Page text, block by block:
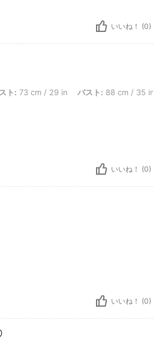
いいね！ (0)
in, バスト: 88 cm / 35 in, ヒップ: 104 cm /
ト: 73 cm / 29 in バスト: 88 cm / 35
いいね！ (0)
いいね！ (0)